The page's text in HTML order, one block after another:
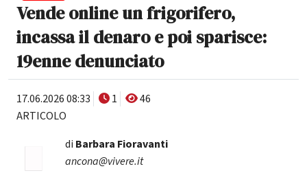
Vende online un frigorifero,
incassa il denaro e poi sparisce:
19enne denunciato
17.06.2026 08:33 1
46
ARTICOLO
di Barbara Fioravanti
ancona@vivere.it